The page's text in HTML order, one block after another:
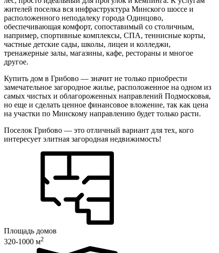
жителей поселка вся инфраструктура Минского шоссе и
расположенного неподалеку города Одинцово,
обеспечивающая комфорт, сопоставимый со столичным,
например, спортивные комплексы, СПА, теннисные корты,
частные детские сады, школы, лицеи и колледжи,
тренажерные залы, магазины, кафе, рестораны и многое
другое.
Купить дом в Грибово — значит не только приобрести
замечательное загородное жилье, расположенное на одном из
самых чистых и облагороженных направлений Подмосковья,
но еще и сделать ценное финансовое вложение, так как цена
на участки по Минскому направлению будет только расти.
Поселок Грибово — это отличный вариант для тех, кого
интересует элитная загородная недвижимость!
Площадь домов
320-1000 м2